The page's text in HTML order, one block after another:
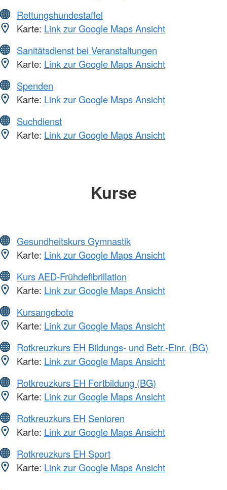
Rettungshundestaffel
Karte: Link zur Google Maps Ansicht
Sanitätsdienst bei Veranstaltungen
Karte: Link zur Google Maps Ansicht
Spenden
Karte: Link zur Google Maps Ansicht
Suchdienst
Karte: Link zur Google Maps Ansicht
Kurse
Gesundheitskurs Gymnastik
Karte: Link zur Google Maps Ansicht
Kurs AED-Frühdefibrillation
Karte: Link zur Google Maps Ansicht
Kursangebote
Karte: Link zur Google Maps Ansicht
Rotkreuzkurs EH Bildungs- und Betr.-Einr. (BG)
Karte: Link zur Google Maps Ansicht
Rotkreuzkurs EH Fortbildung (BG)
Karte: Link zur Google Maps Ansicht
Rotkreuzkurs EH Senioren
Karte: Link zur Google Maps Ansicht
Rotkreuzkurs EH Sport
Karte: Link zur Google Maps Ansicht